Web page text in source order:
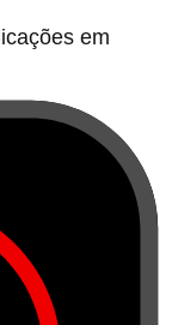
em